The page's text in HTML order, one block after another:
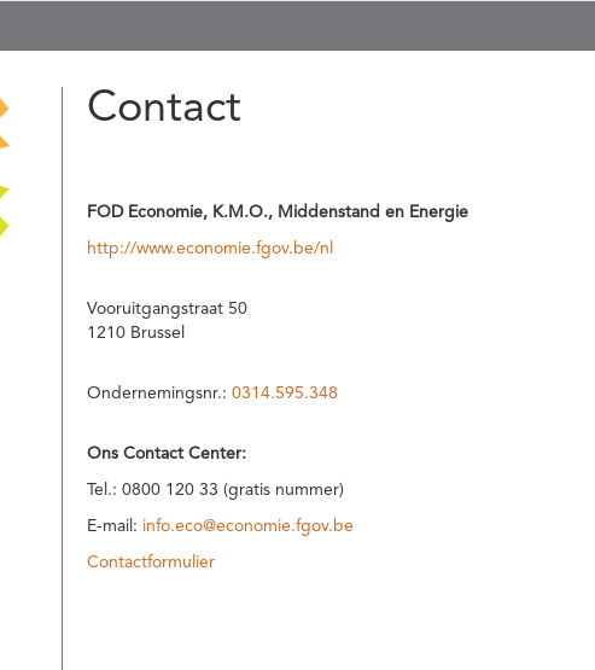
Contact
FOD Economie, K.M.O., Middenstand en Energie
http://www.economie.fgov.be/nl
Vooruitgangstraat 50
1210 Brussel
Ondernemingsnr.: 0314.595.348
Ons Contact Center:
Tel.: 0800 120 33 (gratis nummer)
E-mail: info.eco@economie.fgov.be
Contactformulier